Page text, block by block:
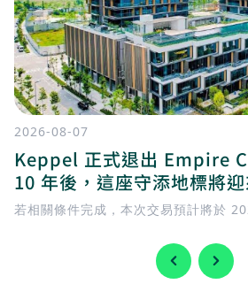
2026-08-07
Keppel 正式退出 Empire
10 年後，這座守添地標將
若相關條件完成，本次交易預計將於